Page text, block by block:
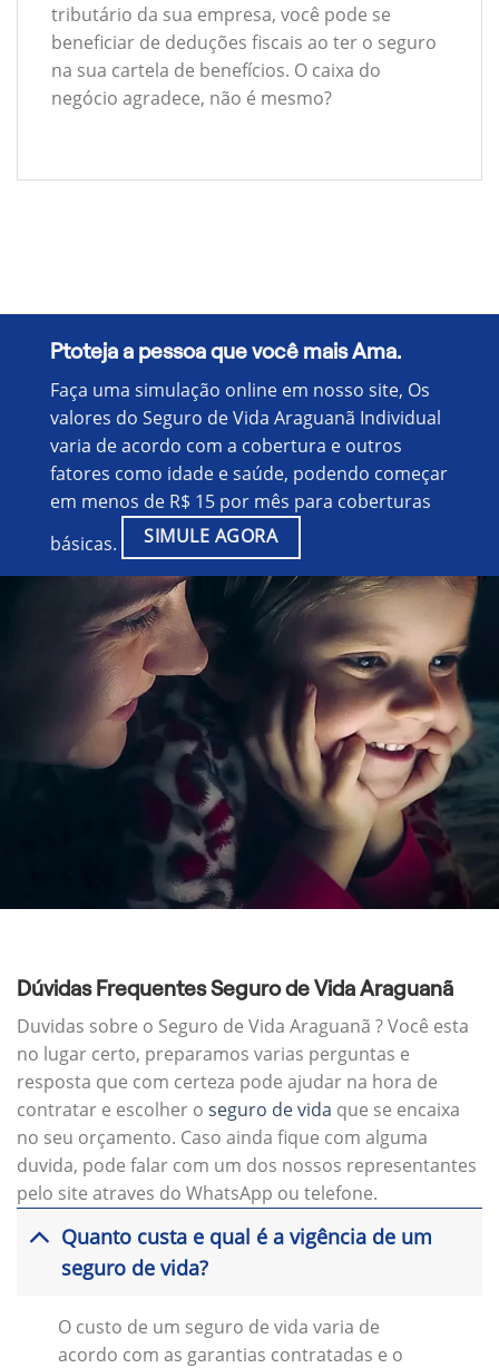
tributário da sua empresa, você pode se
beneficiar de deduções fiscais ao ter o seguro
na sua cartela de benefícios. O caixa do
negócio agradece, não é mesmo?
Ptoteja a pessoa que você mais Ama.
Faça uma simulação online em nosso site, Os
valores do Seguro de Vida Araguanã Individual
varia de acordo com a cobertura e outros
fatores como idade e saúde, podendo começar
em menos de R$ 15 por mês para coberturas
básicas.
SIMULE AGORA
Dúvidas Frequentes Seguro de Vida Araguanã
Duvidas sobre o Seguro de Vida Araguanã ? Você esta
no lugar certo, preparamos varias perguntas e
resposta que com certeza pode ajudar na hora de
contratar e escolher o seguro de vida que se encaixa
no seu orçamento. Caso ainda fique com alguma
duvida, pode falar com um dos nossos representantes
pelo site atraves do WhatsApp ou telefone.
Quanto custa e qual é a vigência de um
seguro de vida?
O custo de um seguro de vida varia de
acordo com as garantias contratadas e o